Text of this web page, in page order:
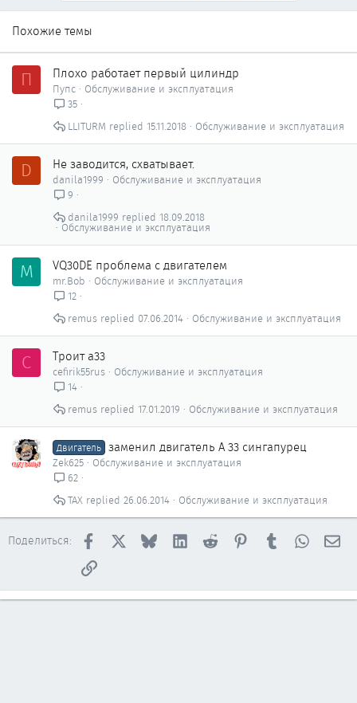
Похожие темы
П Плохо работает первый цилиндр
Пупс
Обслуживание и эксплуатация
35
Обслуживание и эксплуатация
15.11.2018
LLITURM
D Не заводится, схватывает.
danila1999
Обслуживание и эксплуатация
9
Обслуживание и эксплуатация
18.09.2018
danila1999
M VQ30DE проблема с двигателем
mr.Bob
Обслуживание и эксплуатация
12
Обслуживание и эксплуатация
07.06.2014
remus
C Троит a33
cefirik55rus
Обслуживание и эксплуатация
14
Обслуживание и эксплуатация
17.01.2019
remus
Двигатель заменил двигатель А 33 сингапурец
Zek625
Обслуживание и эксплуатация
62
Обслуживание и эксплуатация
26.06.2014
ТАХ
Поделиться: Facebook BlueskyLinkedInReddit PinterestTumblr
Ссылка